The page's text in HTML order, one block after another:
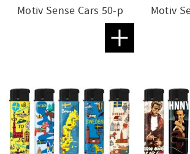
Motiv Sense Cars 50-p
Lägg till i favoriter
Motiv